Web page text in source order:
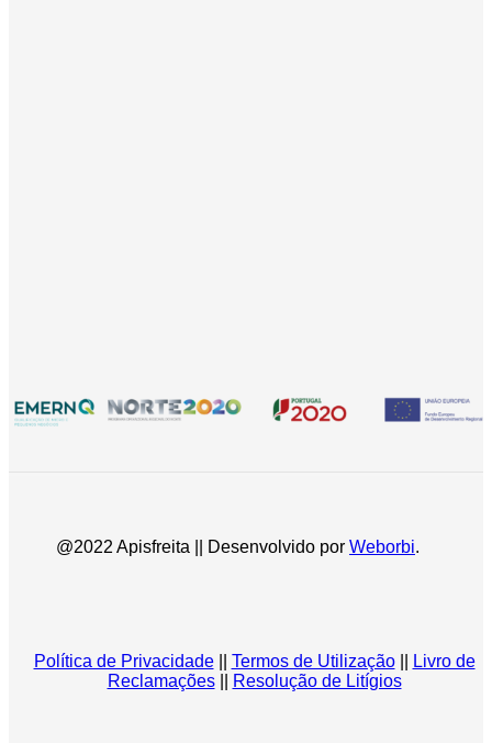
@2022 Apisfreita || Desenvolvido por Weborbi.
Política de Privacidade|| Termos de Utilização||
Livro de
Reclamações|| Resolução de Litígios